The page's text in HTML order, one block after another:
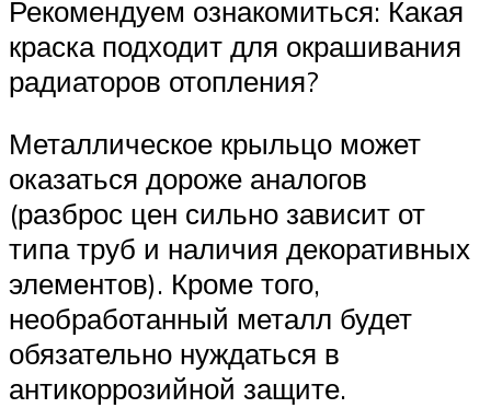
Рекомендуем ознакомиться: Какая
краска подходит для окрашивания
радиаторов отопления?
Металлическое крыльцо может
оказаться дороже аналогов
(разброс цен сильно зависит от
типа труб и наличия декоративных
элементов). Кроме того,
необработанный металл будет
обязательно нуждаться в
антикоррозийной защите.